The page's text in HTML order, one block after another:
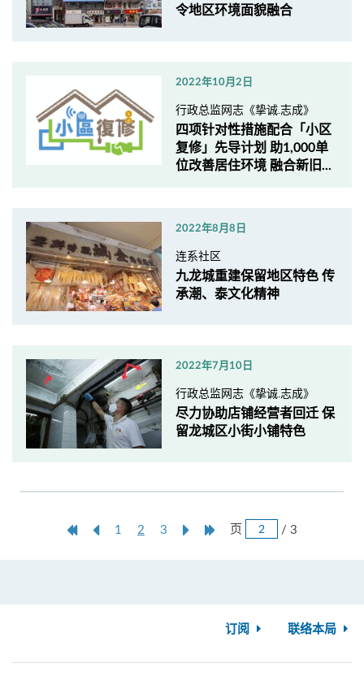
令地区环境面貌融合
2022年10月2日
行政总监网志《挚诚.志成》
四项针对性措施配合「小区
复修」先导计划 助1,000单
位改善居住环境 融合新旧...
2022年8月8日
连系社区
九龙城重建保留地区特色 传
承潮、泰文化精神
2022年7月10日
行政总监网志《挚诚.志成》
尽力协助店铺经营者回迁 保
留龙城区小街小铺特色
第
上
1 2 3
NextLast页 / 3
订阅 联络本局